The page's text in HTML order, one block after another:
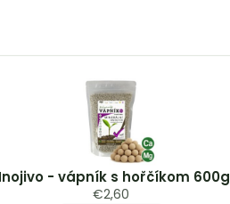
- vápník s hořčíkom 600g
€2,60